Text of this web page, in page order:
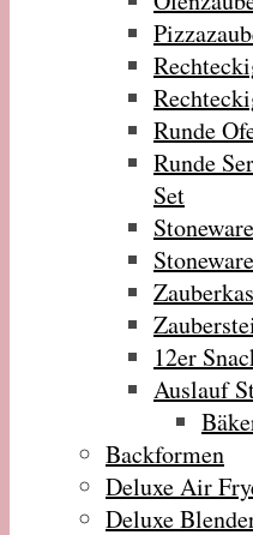
Runde
Runde
Set
12er
Auslauf
Backformen
Deluxe Air
Deluxe